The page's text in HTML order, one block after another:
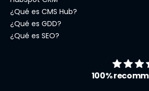
¿Qué es CMS Hub?
¿Qué es GDD?
¿Qué es SEO?
100%